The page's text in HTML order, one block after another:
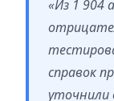
«Из 1 904
справок
уточнили